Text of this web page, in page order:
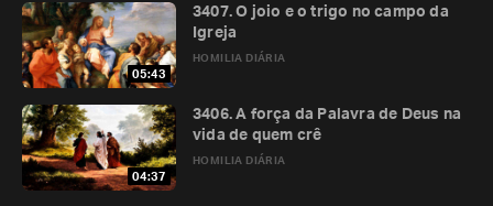
05:43
HOMILIA DIÁRIA
3407. O joio e o trigo no campo da
Igreja
04:37
HOMILIA DIÁRIA
3406. A força da Palavra de Deus na
vida de quem crê